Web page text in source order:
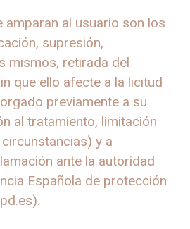
amparan al usuario son los
supresión,
mismos, retirada del
que ello afecte a la licitud
previamente a su
al tratamiento, limitación
y a
ante la autoridad
Española de protección